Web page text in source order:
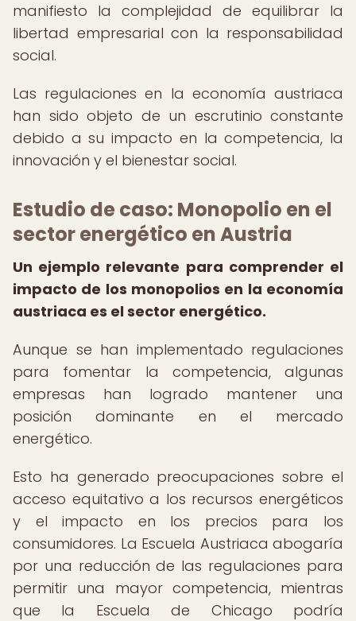
manifiesto la complejidad de equilibrar la
libertad empresarial con la responsabilidad
social.
Las regulaciones en la economía austriaca
han sido objeto de un escrutinio constante
debido a su impacto en la competencia, la
innovación y el bienestar social.
Estudio de caso: Monopolio en el
sector energético en Austria
Un ejemplo relevante para comprender el
impacto de los monopolios en la economía
austriaca es el sector energético.
Aunque se han implementado regulaciones
para fomentar la competencia, algunas
empresas han logrado mantener una
posición dominante en el mercado
energético.
Esto ha generado preocupaciones sobre el
acceso equitativo a los recursos energéticos
y el impacto en los precios para los
consumidores. La Escuela Austriaca abogaría
por una reducción de las regulaciones para
permitir una mayor competencia, mientras
que la Escuela de Chicago podría